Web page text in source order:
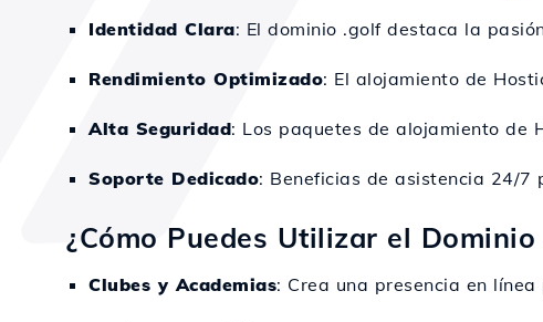
Identidad Clara: El dominio .golf destaca la
Rendimiento Optimizado: El alojamiento de
Alta Seguridad: Los paquetes de alojamiento de
Soporte Dedicado: Beneficias de asistencia 24/
¿Cómo Puedes Utilizar el
Clubes y Academias: Crea una presencia en